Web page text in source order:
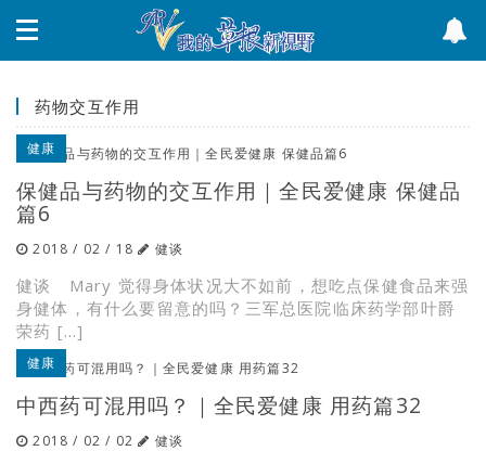
药物交互作用
健康
保健品与药物的交互作用｜全民爱健康 保健品
篇6
2018 / 02 / 18 健谈
健谈 Mary 觉得身体状况大不如前，想吃点保健食品来强
身健体，有什么要留意的吗？三军总医院临床药学部叶爵
荣药 […]
健康
中西药可混用吗？｜全民爱健康 用药篇32
2018 / 02 / 02 健谈